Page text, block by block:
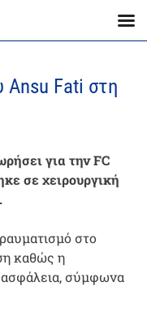
Ansu Fati στη
για την FC
σε χειρουργική
στο
καθώς η
ασφάλεια, σύμφωνα